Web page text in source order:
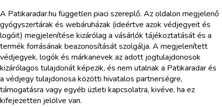
A Patikaradar.hu független piaci szereplő. Az oldalon megjelenő
gyógyszertárak és webáruházak (ideértve azok védjegyeit és
logóit) megjelenítése kizárólag a vásárlók tájékoztatását és a
termék forrásának beazonosítását szolgálja. A megjelenített
védjegyek, logók és márkanevek az adott jogtulajdonosok
kizárólagos tulajdonát képezik, és nem utalnak a Patikaradar és
a védjegy tulajdonosa közötti hivatalos partnerségre,
támogatásra vagy egyéb üzleti kapcsolatra, kivéve, ha ez
kifejezetten jelölve van.